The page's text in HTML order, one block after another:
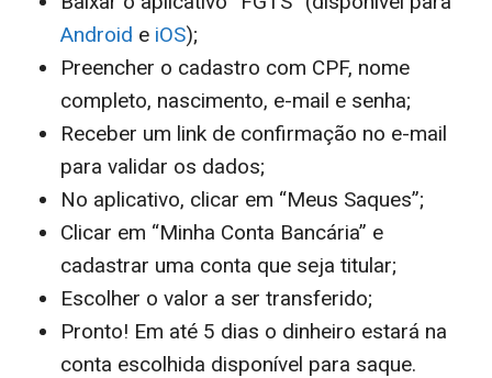
Android e iOS);
Preencher o cadastro com CPF, nome
completo, nascimento, e-mail e senha;
Receber um link de confirmação no e-mail
para validar os dados;
No aplicativo, clicar em “Meus Saques”;
Clicar em “Minha Conta Bancária” e
cadastrar uma conta que seja titular;
Escolher o valor a ser transferido;
Pronto! Em até 5 dias o dinheiro estará na
conta escolhida disponível para saque.